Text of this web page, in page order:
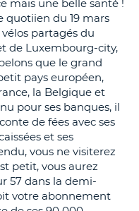
mais une belle santé !
quotiien du 19 mars
partagés du
de Luxembourg-city,
que le grand
pays européen,
la Belgique et
pour ses banques, il
de fées avec ses
et ses
vous ne visiterez
petit, vous aurez
57 dans la demi-
votre abonnement